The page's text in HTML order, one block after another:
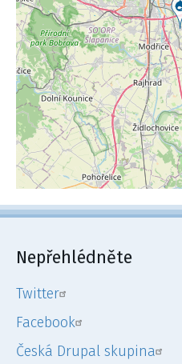
Nepřehlédněte
Twitter
Facebook
Česká Drupal skupina